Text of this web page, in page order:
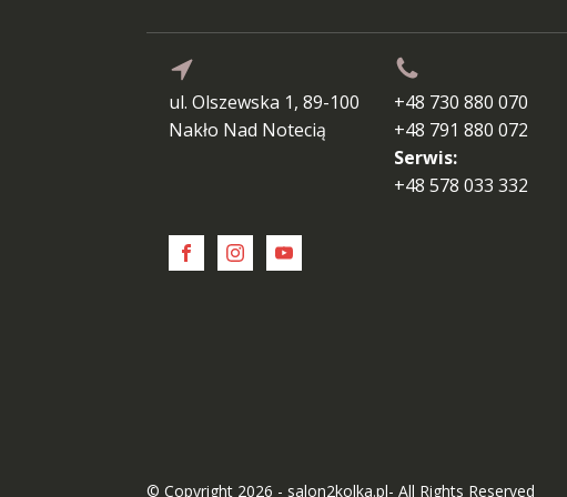
ul. Olszewska 1, 89-100
Nakło Nad Notecią
+48 730 880 070
+48 791 880 072
Serwis:
+48 578 033 332
© Copyright 2026 - salon2kolka.pl- All Rights Reserved